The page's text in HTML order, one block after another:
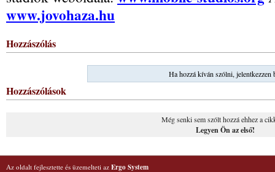
www.jovohaza.hu
Hozzászólás
Ha hozzá kíván szólni, jelentkezzen
Hozzászólások
Még senki sem szólt hozzá ehhez a
Legyen Ön az első!
Az oldalt fejlesztette és üzemelteti az Ergo System